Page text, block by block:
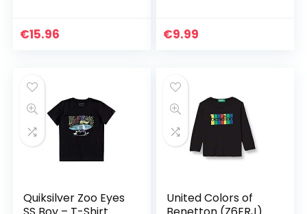
€15.96 €9.99
Quiksilver Zoo Eyes
United Colors of